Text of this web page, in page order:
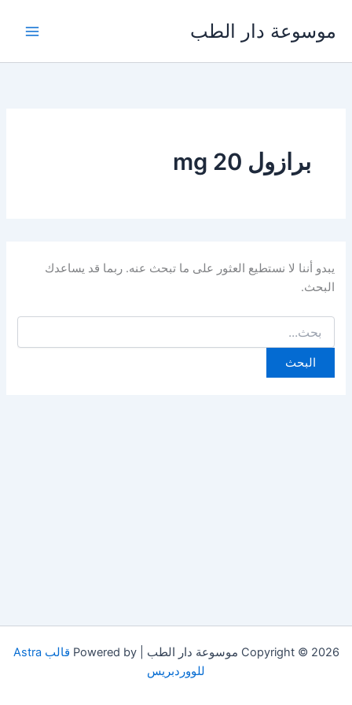
المحتوى
موسوعة دار الطب
برازول 20 mg
يبدو أننا لا نستطيع العثور على ما تبحث عنه. ربما قد يساعدك
البحث.
عن:
Copyright © 2026 موسوعة دار الطب | Powered by
قالب Astra
للووردبريس